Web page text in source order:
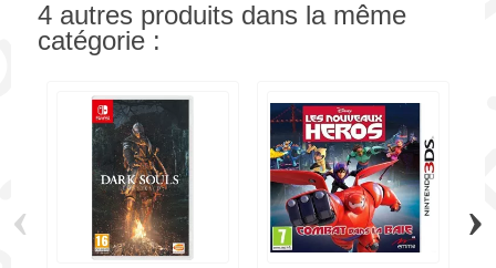
4 autres produits dans la même
catégorie :
‹ ›